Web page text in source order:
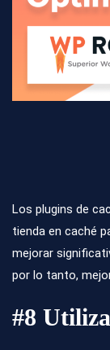
Los plugins de
tienda en caché
mejorar
por lo tanto,
#8